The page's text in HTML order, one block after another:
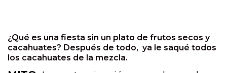
¿Qué es una fiesta sin un plato de frutos secos y
cacahuates? Después de todo, ya le saqué todos
los cacahuates de la mezcla.